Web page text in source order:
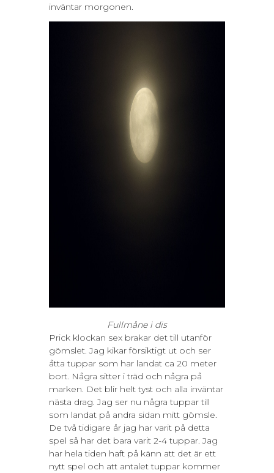
inväntar morgonen.
Fullmåne i dis
Prick klockan sex brakar det till utanför
gömslet. Jag kikar försiktigt ut och ser
åtta tuppar som har landat ca 20 meter
bort. Några sitter i träd och några på
marken. Det blir helt tyst och alla inväntar
nästa drag. Jag ser nu några tuppar till
som landat på andra sidan mitt gömsle.
De två tidigare år jag har varit på detta
spel så har det bara varit 2-4 tuppar. Jag
har hela tiden haft på känn att det är ett
nytt spel och att antalet tuppar kommer